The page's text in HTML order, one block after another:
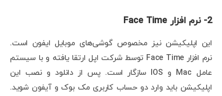
2- نرم افزار Face Time
این اپلیکیشن نیز مخصوص گوشی‌های موبایل ایفون است.
نرم افزار Face Time توسط شرکت اپل ارتقا یافته و با سیستم
عامل Mac و IOS سازگار است. پس از دانلود و نصب این
اپلیکیشن باید وارد دو حساب کاربری مک بوک و آیفون شوید.